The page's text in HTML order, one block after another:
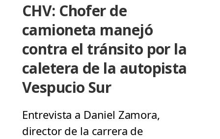
CHV: Chofer de
camioneta manejó
contra el tránsito por la
caletera de la autopista
Vespucio Sur
Entrevista a Daniel Zamora,
director de la carrera de